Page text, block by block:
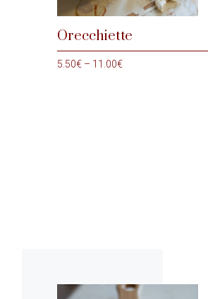
Orecchiette
5.50€ – 11.00€